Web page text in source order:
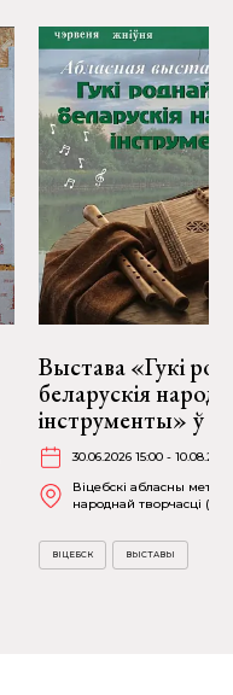
Выстава «Гукі
беларускія
інструменты» ў
30.06.2026 15:00 -
Віцебскі абласны
народнай творчасці
ВІЦЕБСК ВЫСТАВЫ